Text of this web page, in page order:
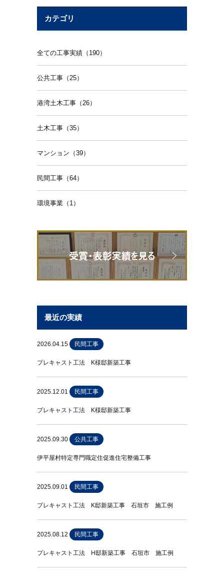
カテゴリ
全ての工事実績（190）
公共工事（25）
港湾土木工事（26）
土木工事（35）
マンション（39）
民間工事（64）
環境事業（1）
最近の実績
2026.04.15 民間工事
プレキャスト工法 K様邸新築工事
2025.12.01 民間工事
プレキャスト工法 K様邸新築工事
2025.09.30 公共工事
伊平屋村特定専門職定住促進住宅整備工事
2025.09.01 民間工事
プレキャスト工法 K邸新築工事 石垣市 施工例
2025.08.12 民間工事
プレキャスト工法 H邸新築工事 石垣市 施工例